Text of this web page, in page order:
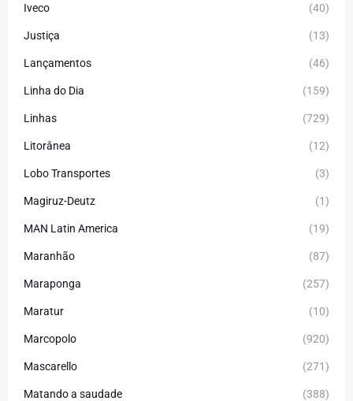
Iveco (40)
Justiça (13)
Lançamentos (46)
Linha do Dia (159)
Linhas (729)
Litorânea (12)
Lobo Transportes (3)
Magiruz-Deutz (1)
MAN Latin America (19)
Maranhão (87)
Maraponga (257)
Maratur (10)
Marcopolo (920)
Mascarello (271)
Matando a saudade (388)